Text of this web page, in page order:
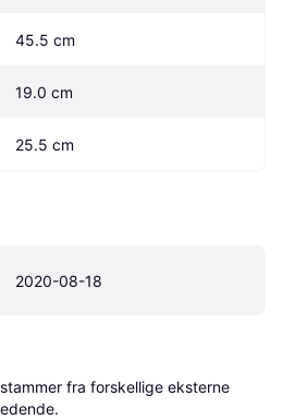
45.5 cm
19.0 cm
25.5 cm
2020-08-18
fra forskellige eksterne